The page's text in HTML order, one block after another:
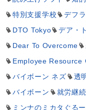
特別支援学校
デフ
DTO Tokyo
デア・
Dear To Overcome
Employee Resource
バイボーン ネズ
透
バイボーン
就労継
ミンナのミカタぐる